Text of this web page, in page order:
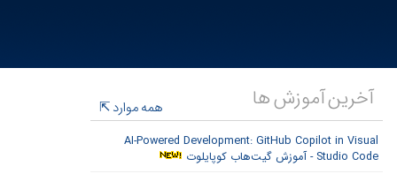
آخرین آموزش ها همه موارد
AI-Powered Development: GitHub Copilot in Visual
Studio Code - آموزش گیت‌هاب کوپایلوت